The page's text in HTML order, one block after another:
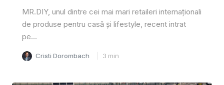
MR.DIY, unul dintre cei mai mari retaileri internaționali
de produse pentru casă și lifestyle, recent intrat
pe...
Cristi Dorombach 3 min